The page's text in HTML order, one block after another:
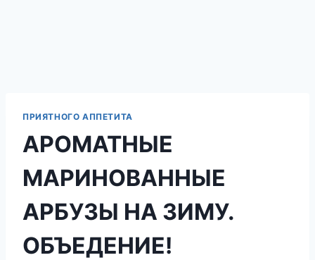
ПРИЯТНОГО АППЕТИТА
АРОМАТНЫЕ
МАРИНОВАННЫЕ
АРБУЗЫ НА ЗИМУ.
ОБЪЕДЕНИЕ!